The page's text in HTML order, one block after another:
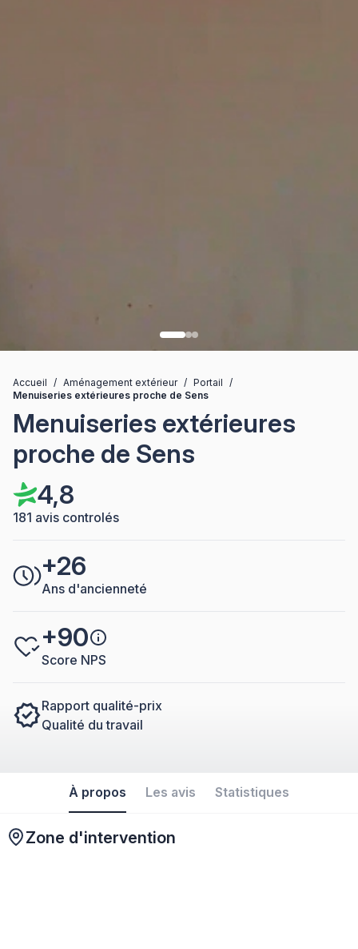
Accueil / Aménagement extérieur / Portail
/
Menuiseries extérieures proche de Sens
Menuiseries extérieures
proche de Sens
4,8
181 avis controlés
+26
Ans d'ancienneté
+90
Score NPS
Rapport qualité-prix
Qualité du travail
À propos Les avis Statistiques
Zone d'intervention